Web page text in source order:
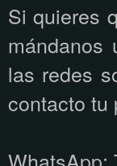
Si quieres
mándanos
las redes
contacto tu